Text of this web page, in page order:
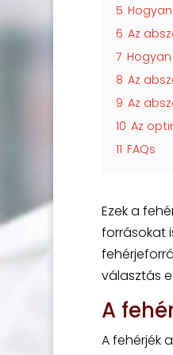
5
6 Az
7
8 Az
9 Az
10 Az
11 FAQs
Ezek a
forrásokat
választás
A
A fehérjék